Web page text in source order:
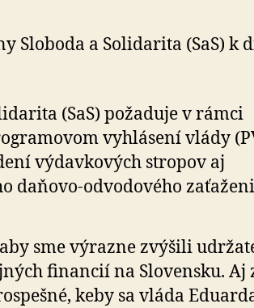
Sloboda a Solidarita (SaS) k
(SaS) požaduje v rámci
vyhlásení vlády
výdavkových stropov aj
daňovo-odvodového
sme výrazne zvýšili
financií na Slovensku. Aj
keby sa vláda